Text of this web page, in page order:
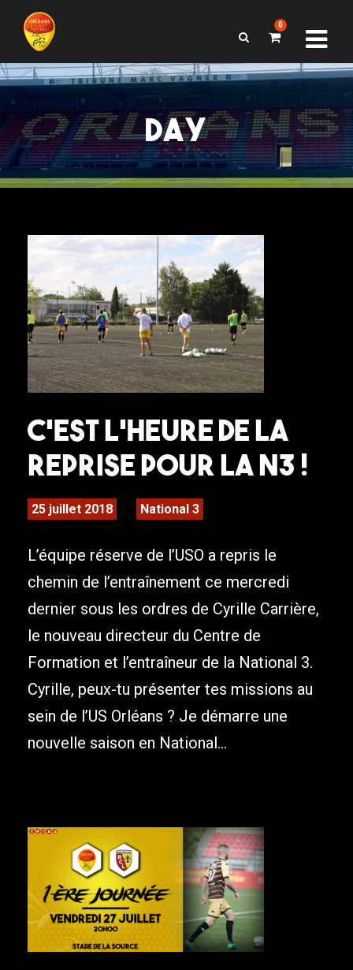
0
DAY
C’est l’heure de la
reprise pour la N3 !
25 juillet 2018 National 3
L’équipe réserve de l’USO a repris le
chemin de l’entraînement ce mercredi
dernier sous les ordres de Cyrille Carrière,
le nouveau directeur du Centre de
Formation et l’entraîneur de la National 3.
Cyrille, peux-tu présenter tes missions au
sein de l’US Orléans ? Je démarre une
nouvelle saison en National...